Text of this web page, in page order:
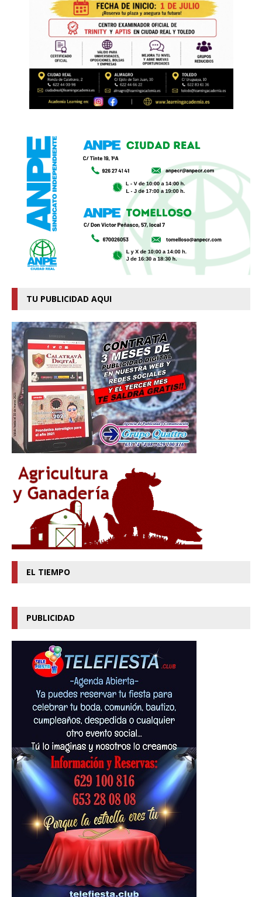
TU PUBLICIDAD AQUI
EL TIEMPO
PUBLICIDAD